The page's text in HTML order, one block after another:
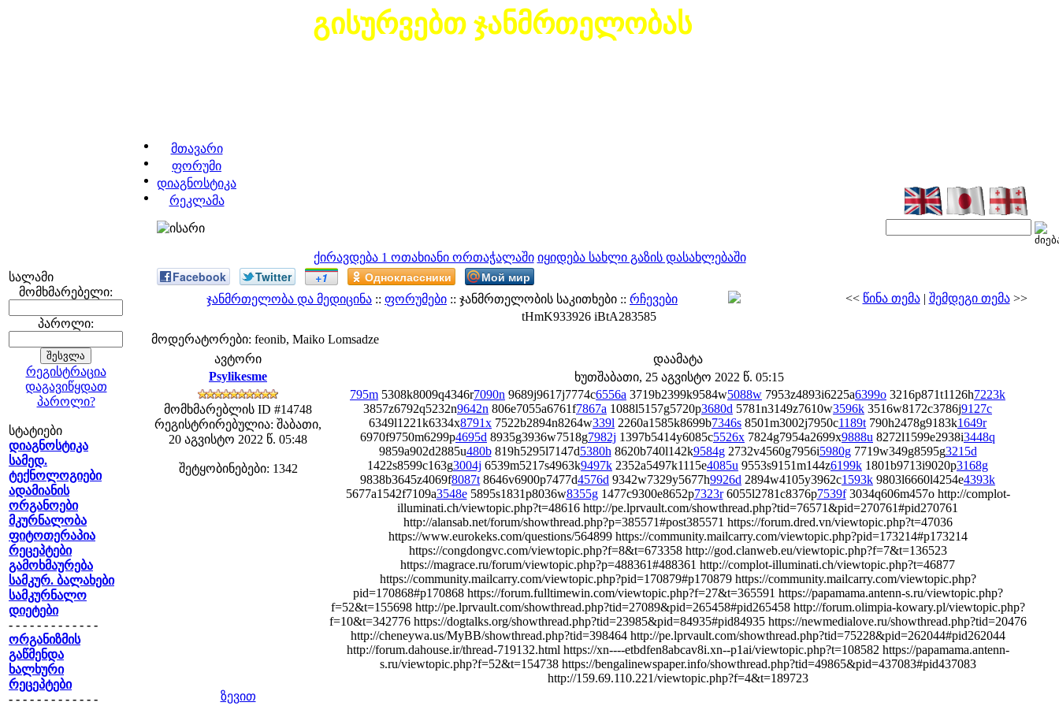
გისურვებთ ჯანმრთელობას
მთავარი
ფორუმი
დიაგნოსტიკა
რეკლამა
ქირავდება 1 ოთახიანი ორთაჭალაში იყიდება სახლი გაზის დასახლებაში
სალამი
მომხმარებელი:
პაროლი:
რეგისტრაცია
დაგავიწყდათ
პაროლი?
სტატიები
დიაგნოსტიკა
სამედ.
ტექნოლოგიები
ადამიანის
ორგანოები
მკურნალობა
ფიტოთერაპია
რეცეპტები
გამოხმაურება
სამკურ. ბალახები
სამკურნალო
დიეტები
- - - - - - - - - - - - -
ორგანიზმის
გაწმენდა
ხალხური
რეცეპტები
- - - - - - - - - - - - -
Facebook Twitter +1 Одноклассники Мой мир
ჯანმრთელობა და მედიცინა :: ფორუმები :: ჯანმრთელობის საკითხები :: რჩევები << წინა თემა| შემდეგი თემა>>
tHmK933926 iBtA283585
მოდერატორები: feonib, Maiko Lomsadze
ავტორი
დაამატა
Psylikesme
ხუთშაბათი, 25 აგვისტო 2022 წ. 05:15
მომხმარებლის ID #14748
რეგისტრირებულია: შაბათი,
20 აგვისტო 2022 წ. 05:48
შეტყობინებები: 1342
795m 5308k8009q4346r7090n 9689j9617j7774c6556a 3719b2399k9584w5088w 7953z4893i6225a6399o 3216p871t1126h7223k
3857z6792q5232n9642n 806e7055a6761f7867a 1088l5157g5720p3680d 5781n3149z7610w3596k 3516w8172c3786j9127c
6349l1221k6334x8791x 7522b2894n8264w339l 2260a1585k8699b7346s 8501m3002j7950c1189t 790h2478g9183k1649r
6970f9750m6299p4695d 8935g3936w7518g7982j 1397b5414y6085c5526x 7824g7954a2699x9888u 8272l1599e2938i3448q
9859a902d2885u480b819h5295l7147d5380h 8620b740l142k9584g2732v4560g7956i5980g7719w349g8595g3215d
1422s8599c163g3004j 6539m5217s4963k9497k 2352a5497k1115e4085u 9553s9151m144z6199k 1801b9713i9020p3168g
9838b3645z4069f8087t 8646v6900p7477d4576d 9342w7329y5677h9926d 2894w4105y3962c1593k 9803l6660l4254e4393k
5677a1542f7109a3548e5895s1831p8036w8355g1477c9300e8652p7323r6055l2781c8376p7539f3034q606m457o http://complot-
illuminati.ch/viewtopic.php?t=48616 http://pe.lprvault.com/showthread.php?tid=76571&pid=270761#pid270761
http://alansab.net/forum/showthread.php?p=385571#post385571 https://forum.dred.vn/viewtopic.php?t=47036
https://www.eurokeks.com/questions/564899 https://community.mailcarry.com/viewtopic.php?pid=173214#p173214
https://congdongvc.com/viewtopic.php?f=8&t=673358 http://god.clanweb.eu/viewtopic.php?f=7&t=136523
https://magrace.ru/forum/viewtopic.php?p=488361#488361 http://complot-illuminati.ch/viewtopic.php?t=46877
https://community.mailcarry.com/viewtopic.php?pid=170879#p170879 https://community.mailcarry.com/viewtopic.php?
pid=170868#p170868 https://forum.fulltimewin.com/viewtopic.php?f=27&t=365591 https://papamama.antenn-s.ru/viewtopic.php?
f=52&t=155698 http://pe.lprvault.com/showthread.php?tid=27089&pid=265458#pid265458 http://forum.olimpia-kowary.pl/viewtopic.php?
f=10&t=342776 https://dogtalks.org/showthread.php?tid=23985&pid=84935#pid84935 https://newmedialove.ru/showthread.php?tid=20476
http://cheneywa.us/MyBB/showthread.php?tid=398464 http://pe.lprvault.com/showthread.php?tid=75228&pid=262044#pid262044
http://forum.dahouse.ir/thread-719132.html https://xn----etbdfen8abcav8i.xn--p1ai/viewtopic.php?t=108582 https://papamama.antenn-
s.ru/viewtopic.php?f=52&t=154738 https://bengalinewspaper.info/showthread.php?tid=49865&pid=437083#pid437083
http://159.69.110.221/viewtopic.php?f=4&t=189723
ზევით